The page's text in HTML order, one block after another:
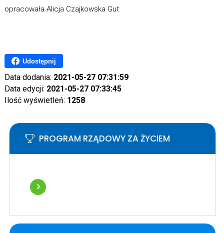
opracowała Alicja Czajkowska Gut
Udostępnij
Data dodania: 2021-05-27 07:31:59
Data edycji: 2021-05-27 07:33:45
Ilość wyświetleń: 1258
PROGRAM RZĄDOWY ZA ŻYCIEM